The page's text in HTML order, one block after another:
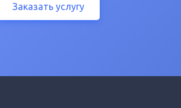
Юридические услуги
Консультации
Заказать услугу